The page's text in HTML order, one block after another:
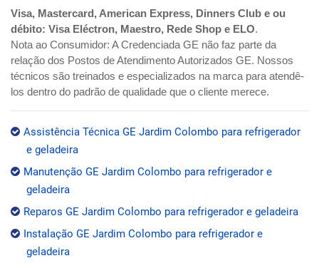
Visa, Mastercard, American Express, Dinners Club e ou
débito: Visa Eléctron, Maestro, Rede Shop e ELO.
Nota ao Consumidor: A Credenciada GE não faz parte da
relação dos Postos de Atendimento Autorizados GE. Nossos
técnicos são treinados e especializados na marca para atendê-
los dentro do padrão de qualidade que o cliente merece.
Assistência Técnica GE Jardim Colombo para refrigerador
e geladeira
Manutenção GE Jardim Colombo para refrigerador e
geladeira
Reparos GE Jardim Colombo para refrigerador e geladeira
Instalação GE Jardim Colombo para refrigerador e
geladeira